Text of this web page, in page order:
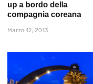
up a bordo della
compagnia coreana
Marzo 12, 2013